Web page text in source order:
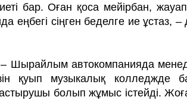
бар. Оған қоса мейірбан,
сіңген беделге ие ұстаз, –
Шырайлым автокомпанияда
қуып музыкалық колледжде
болып жұмыс істейді.